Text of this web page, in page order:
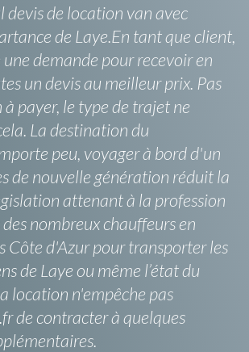
devis de location van avec
de Laye.En tant que client,
demande pour recevoir en
un devis au meilleur prix. Pas
payer, le type de trajet ne
La destination du
peu, voyager à bord d'un
de nouvelle génération réduit la
attenant à la profession
des nombreux chauffeurs en
Côte d'Azur pour transporter les
de Laye ou même l’état du
location n'empêche pas
de contracter à quelques